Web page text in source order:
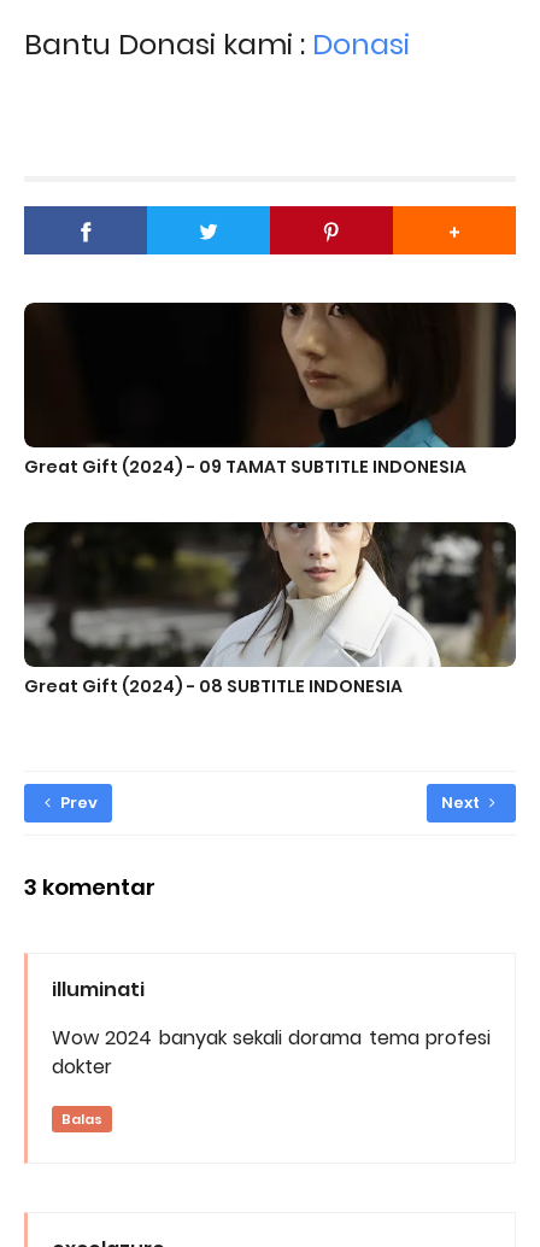
Bantu Donasi kami : Donasi
Great Gift (2024) - 09 TAMAT SUBTITLE INDONESIA
Great Gift (2024) - 08 SUBTITLE INDONESIA
Prev Next
3 komentar
illuminati
Wow 2024 banyak sekali dorama tema profesi
dokter
Balas